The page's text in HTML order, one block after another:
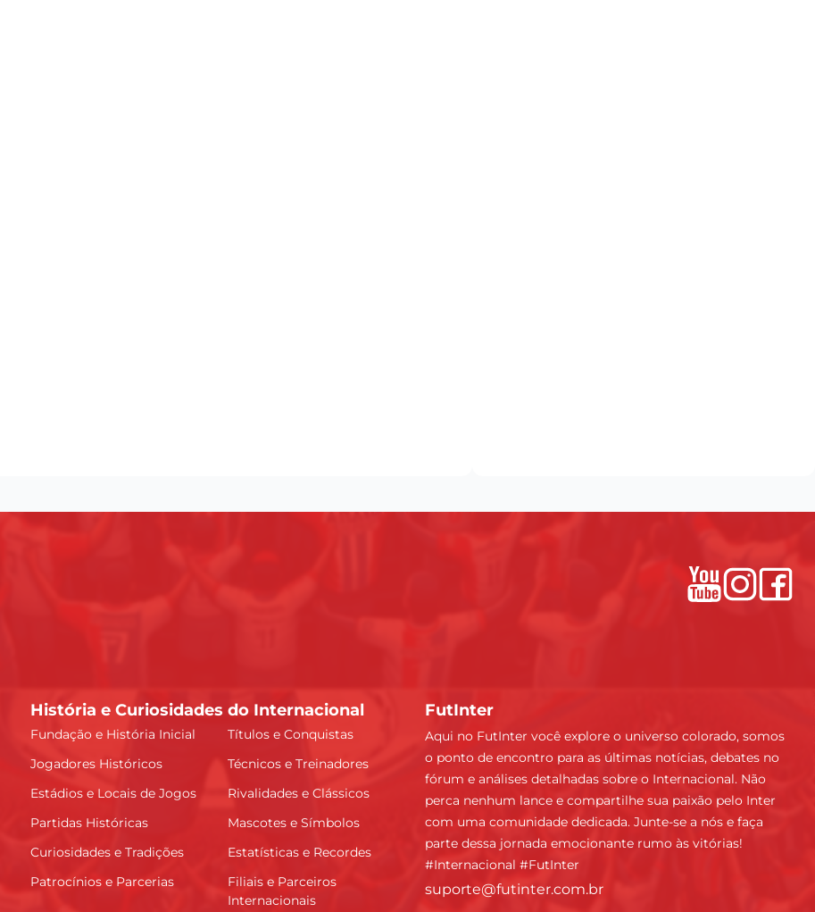
História e Curiosidades do Internacional
Fundação e História Inicial
Títulos e Conquistas
Jogadores Históricos
Técnicos e Treinadores
Estádios e Locais de Jogos
Rivalidades e Clássicos
Partidas Históricas
Mascotes e Símbolos
Curiosidades e Tradições
Estatísticas e Recordes
Patrocínios e Parcerias
Filiais e Parceiros
Internacionais
FutInter
Aqui no FutInter você explore o universo colorado, somos
o ponto de encontro para as últimas notícias, debates no
fórum e análises detalhadas sobre o Internacional. Não
perca nenhum lance e compartilhe sua paixão pelo Inter
com uma comunidade dedicada. Junte-se a nós e faça
parte dessa jornada emocionante rumo às vitórias!
#Internacional #FutInter
suporte@futinter.com.br